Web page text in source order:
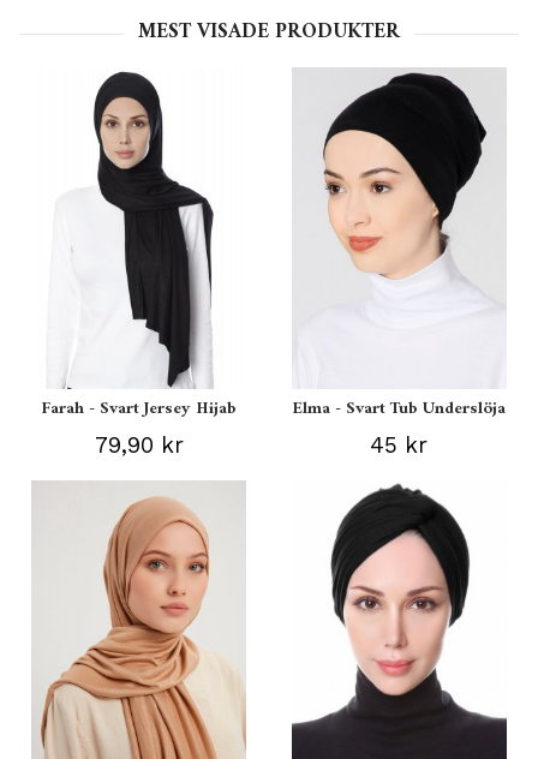
MEST VISADE PRODUKTER
Farah - Svart Jersey Hijab
79,90 kr
Elma - Svart Tub Underslöja
45 kr